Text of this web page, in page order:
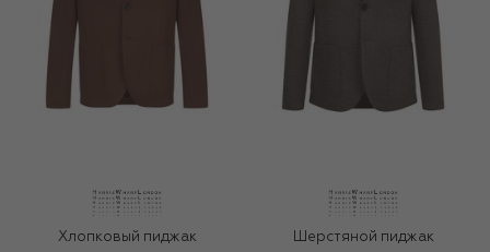
Хлопковый пиджак
Шерстяной пиджак